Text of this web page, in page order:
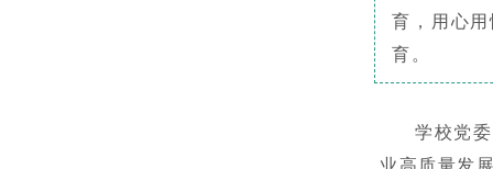
育，用心
育。
学校党